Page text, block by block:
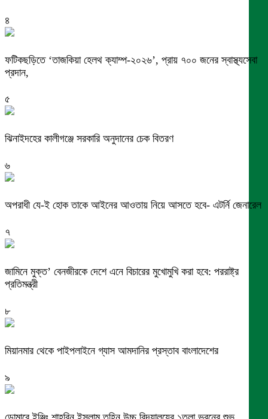
৪
ফটিকছড়িতে ‘তাজকিয়া হেলথ ক্যাম্প-২০২৬’, প্রায় ৭০০ জনের স্বাস্থ্যসেবা
প্রদান,
৫
ঝিনাইদহের কালীগঞ্জে সরকারি অনুদানের চেক বিতরণ
৬
অপরাধী যে-ই হোক তাকে আইনের আওতায় নিয়ে আসতে হবে- এটর্নি জেনারেল
৭
জামিনে মুক্ত’ বেনজীরকে দেশে এনে বিচারের মুখোমুখি করা হবে: পররাষ্ট্র
প্রতিমন্ত্রী
৮
মিয়ানমার থেকে পাইপলাইনে গ্যাস আমদানির প্রস্তাব বাংলাদেশের
৯